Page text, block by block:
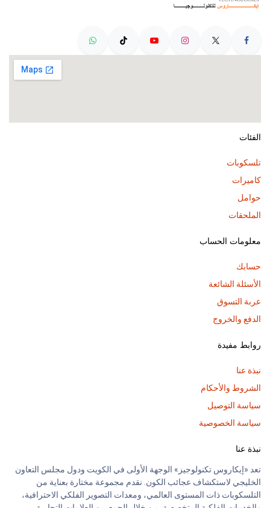
الفئات
تلسكوبات
كاميرات
حوامل
الملحقات
معلومات الحساب
حسابك
الأسئلة الشائعة
عربة التسوق
الدفع والخروج
روابط مفيدة
نبذة عنا
الشروط والأحكام
سياسة التوصيل
سياسة الخصوصية
نبذة عنا
تعد «إيكاروس تكنولوجيز» الوجهة الأولى في الكويت ودول مجلس التعاون
الخليجي لاستكشاف عجائب الكون. نقدم مجموعة مختارة بعناية من
التلسكوبات ذات المستوى العالمي، ومعدات التصوير الفلكي الاحترافية،